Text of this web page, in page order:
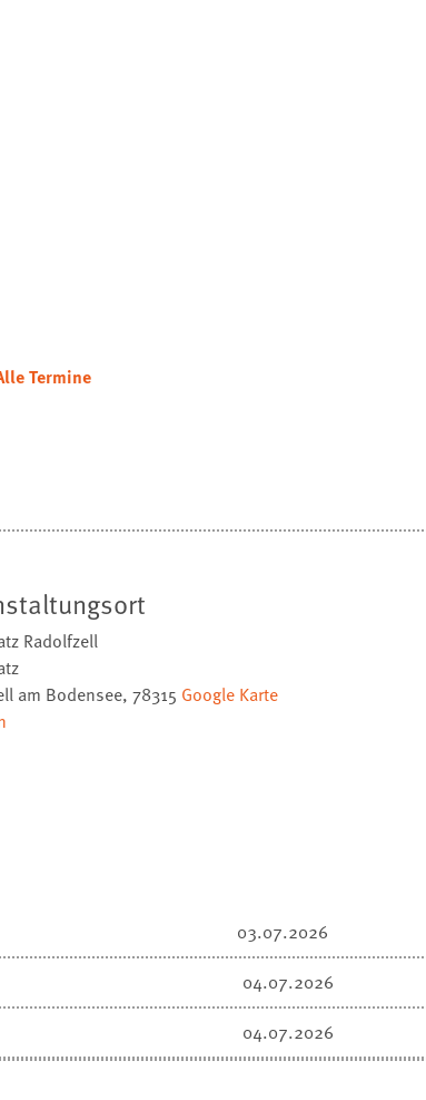
Termine
Radolfzell
am Bodensee, 78315 Google Karte
03.07.2026
04.07.2026
04.07.2026